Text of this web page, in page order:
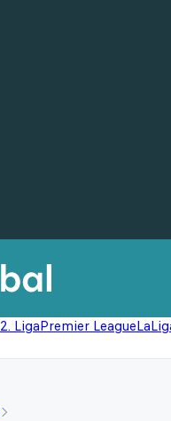
2. LigaPremier League